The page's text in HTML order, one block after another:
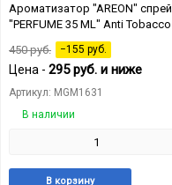
Ароматизатор "AREON" спрей
"PERFUME 35 ML" Anti Tobacco
450руб. −155 руб.
Цена - 295руб. и ниже
Артикул: MGM1631
В наличии
В корзину